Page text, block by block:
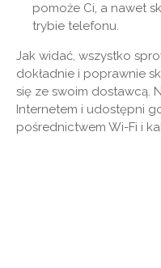
pomoże Ci, a nawet
trybie telefonu.
Jak widać, wszystko
dokładnie i poprawnie
się ze swoim dostawcą.
Internetem i udostępni
pośrednictwem Wi-Fi i